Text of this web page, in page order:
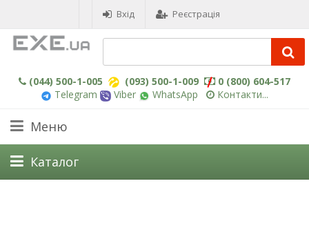
Вхід Реєстрація
(044) 500-1-005 (093) 500-1-009
0 (800) 604-517
Telegram
Viber WhatsApp Контакти...
Меню
Каталог